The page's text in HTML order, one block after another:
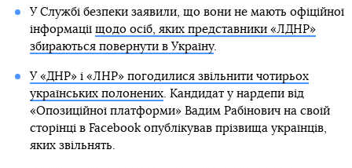
У Службі безпеки заявили, що вони не мають офіційної
інформації щодо осіб, яких представники «ЛДНР»
збираються повернути в Україну.
У «ДНР» і «ЛНР» погодилися звільнити чотирьох
українських полонених. Кандидат у нардепи від
«Опозиційної платформи» Вадим Рабінович на своїй
сторінці в Facebook опублікував прізвища українців,
яких звільнять.